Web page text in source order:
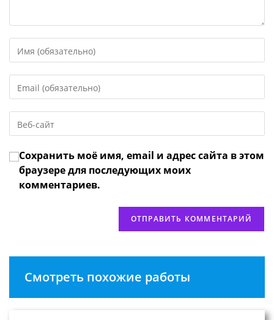
свое
или
имя
чтобы
прокомментировать
свой
адрес,
чтобы
URL
веб-
сайта
(необязательно)
Сохранить моё имя, email и адрес сайта в этом
браузере для последующих моих
комментариев.
Смотреть похожие работы